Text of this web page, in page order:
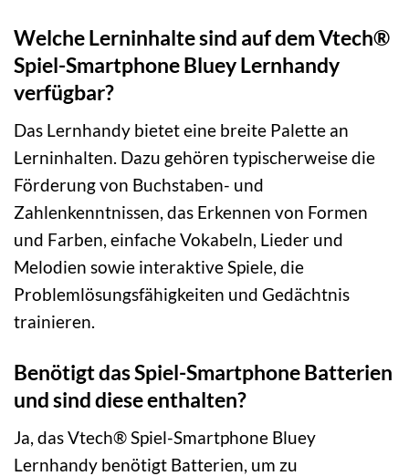
Welche Lerninhalte sind auf dem Vtech®
Spiel-Smartphone Bluey Lernhandy
verfügbar?
Das Lernhandy bietet eine breite Palette an
Lerninhalten. Dazu gehören typischerweise die
Förderung von Buchstaben- und
Zahlenkenntnissen, das Erkennen von Formen
und Farben, einfache Vokabeln, Lieder und
Melodien sowie interaktive Spiele, die
Problemlösungsfähigkeiten und Gedächtnis
trainieren.
Benötigt das Spiel-Smartphone Batterien
und sind diese enthalten?
Ja, das Vtech® Spiel-Smartphone Bluey
Lernhandy benötigt Batterien, um zu